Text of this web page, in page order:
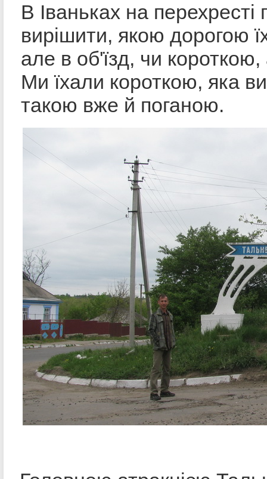
В Іваньках на перехресті
вирішити, якою дорогою
але в об'їзд, чи
Ми їхали короткою, яка
такою вже й поганою.